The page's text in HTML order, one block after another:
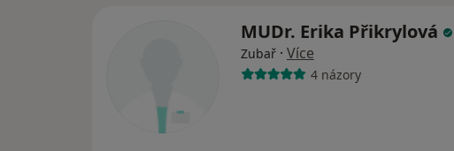
MUDr. Erika Přikrylová
Zubař · Více
4 názory